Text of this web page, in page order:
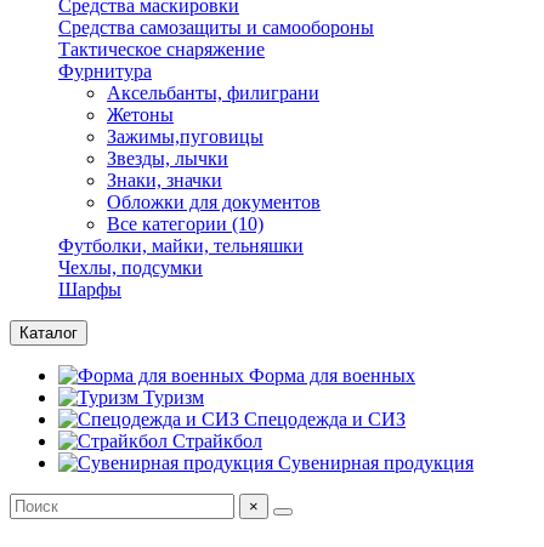
Средства маскировки
Средства самозащиты и самообороны
Тактическое снаряжение
Фурнитура
Аксельбанты, филиграни
Жетоны
Зажимы,пуговицы
Звезды, лычки
Знаки, значки
Обложки для документов
Все категории (10)
Футболки, майки, тельняшки
Чехлы, подсумки
Шарфы
Каталог
Форма для военных
Туризм
Спецодежда и СИЗ
Страйкбол
Сувенирная продукция
×